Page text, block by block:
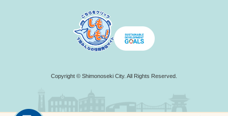
Copyright © Shimonoseki City. All Rights Reserved.